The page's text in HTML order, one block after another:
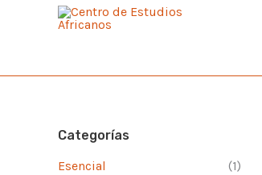
Categorías
Esencial (1)